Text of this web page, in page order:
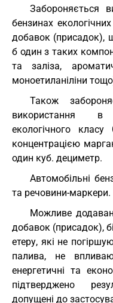
Забороняється
бензинах
добавок (присадок),
б один з таких
та заліза,
моноетиланіліни
Також
використання в
екологічного
концентрацією
один куб. дециметр.
Автомобільні
та речовини-маркери.
Можливе
добавок (присадок),
етеру, які не
палива, не
енергетичні та
підтверджено
допущені до